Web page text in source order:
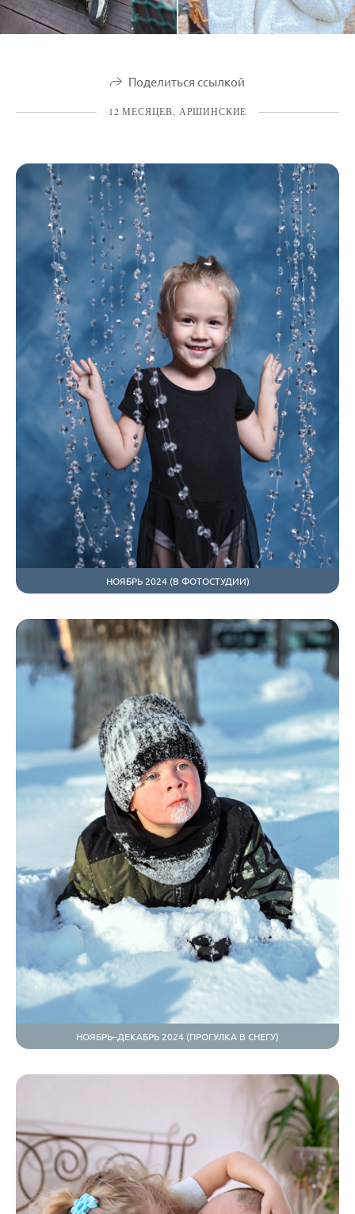
Поделиться ссылкой
12 МЕСЯЦЕВ, АРШИНСКИЕ
НОЯБРЬ 2024 (В ФОТОСТУДИИ)
НОЯБРЬ–ДЕКАБРЬ 2024 (ПРОГУЛКА В СНЕГУ)